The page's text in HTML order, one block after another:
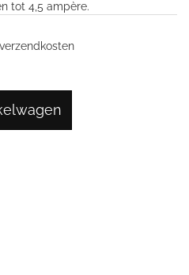
tot 4,5 ampère.